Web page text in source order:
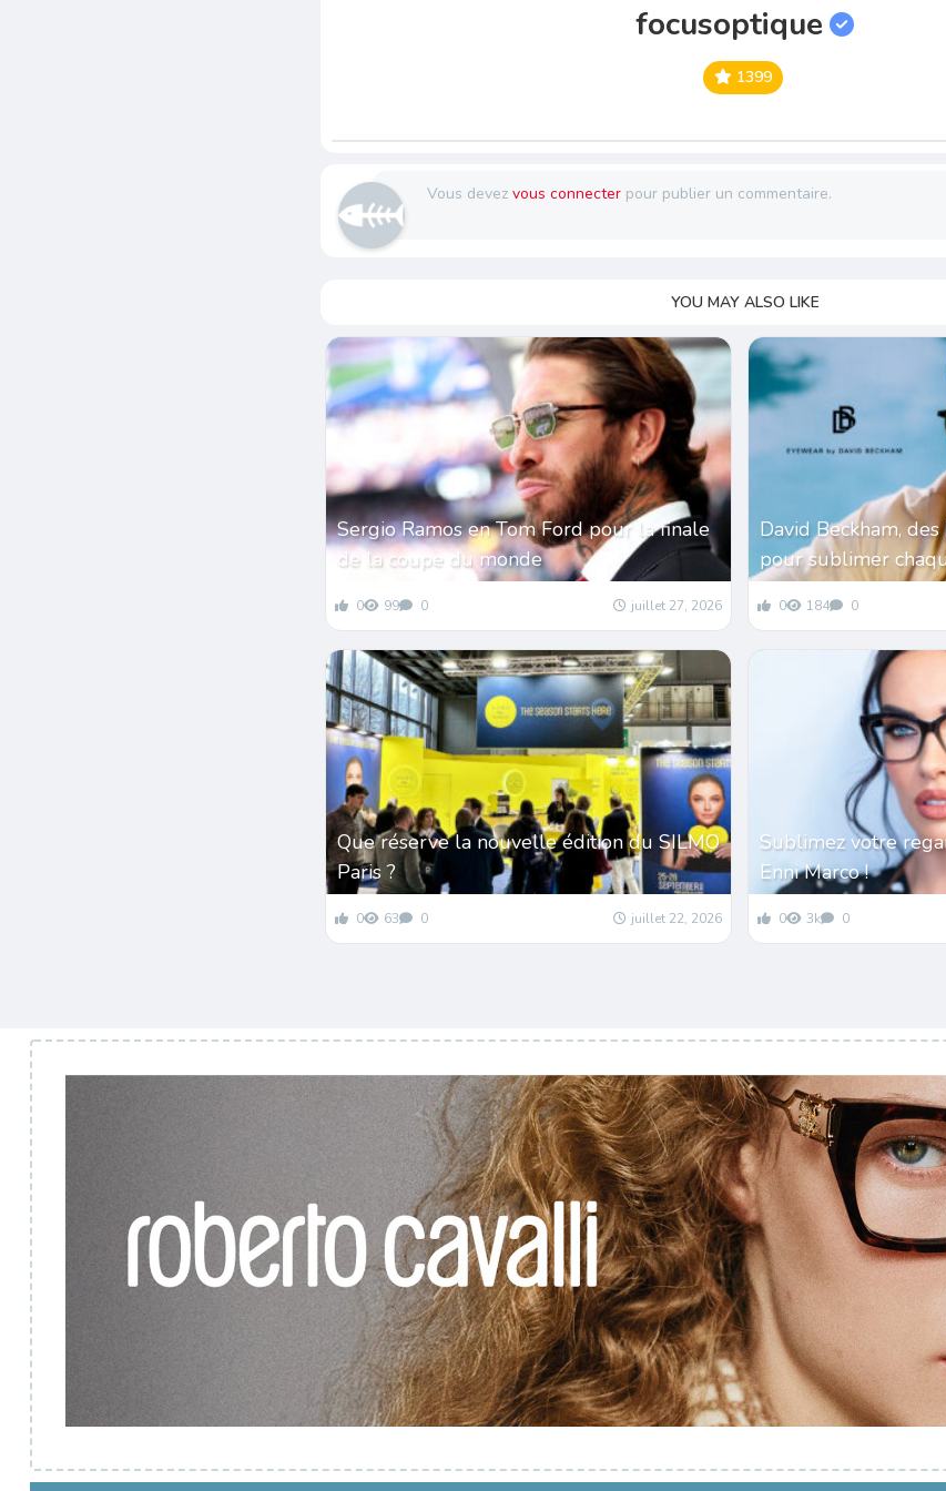
focusoptique
1399
Vous devezvous connecter pour publier un commentaire.
YOU MAY ALSO LIKE
Sergio Ramos en Tom Ford pour la finale
de la coupe du monde
0 99 0 juillet 27, 2026
David Beckham,
pour sublimer
0 184 0
Que réserve la nouvelle édition du SILMO
Paris ?
0 63 0 juillet 22, 2026
Sublimez votre
Enni Marco !
0 3k 0